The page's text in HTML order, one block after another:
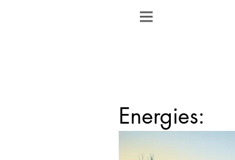
Energies: